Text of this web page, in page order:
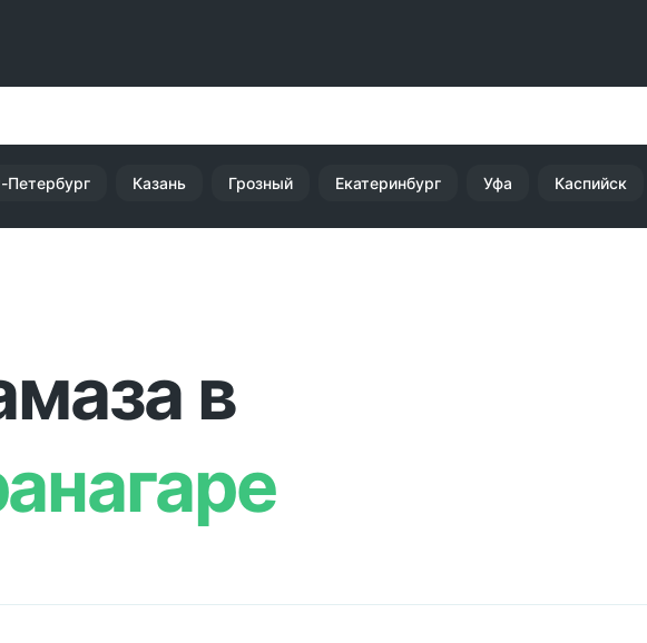
Петербург Казань Грозный Екатеринбург Уфа Каспийск
в